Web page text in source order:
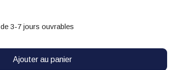
3-7 jours ouvrables
Ajouter au panier